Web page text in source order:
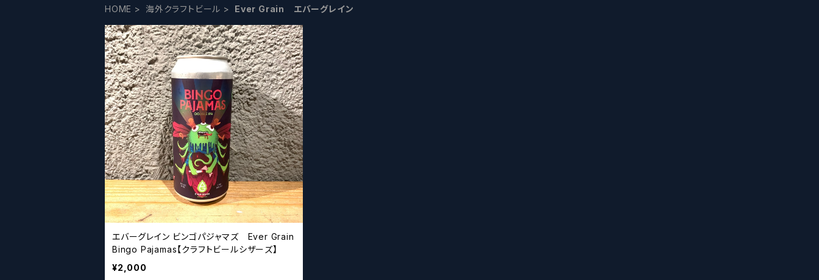
HOME 海外クラフトビール Ever Grain エバーグレイン
エバーグレイン ビンゴパジャマズ Ever Grain
Bingo Pajamas【クラフトビールシザーズ】
¥2,000